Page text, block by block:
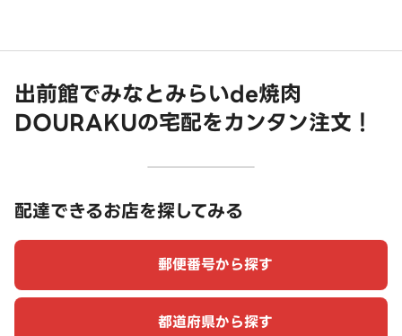
出前館でみなとみらいde焼肉
DOURAKUの宅配をカンタン注文！
配達できるお店を探してみる
郵便番号から探す
都道府県から探す